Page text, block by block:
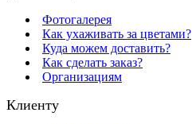
Фотогалерея
Как ухаживать за цветами?
Куда можем доставить?
Как сделать заказ?
Организациям
Клиенту